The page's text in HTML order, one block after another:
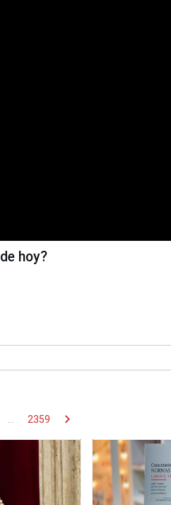
hoy?
... 2359 chevron_right